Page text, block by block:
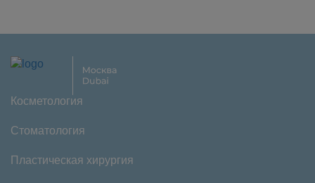
Косметология
Стоматология
Пластическая хирургия